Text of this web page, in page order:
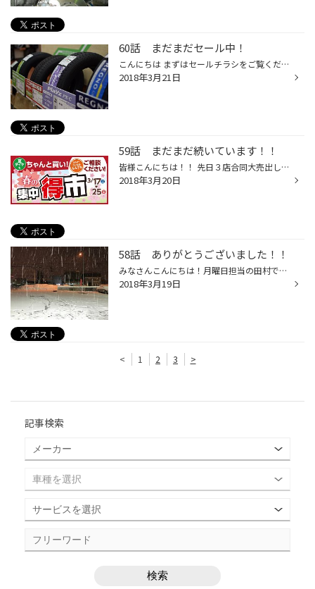
60話 まだまだセール中！
こんにちは まずはセールチラシをご覧ください↓↓↓↓ http://www.shufoo.net/pntweb/shopDetail/216543/22805815777349/ 店内はお客様が解りやすくタイヤの性能をご理解いただけるように 展示してあります 私たちもしっかり安全安心の為ご説明させて頂きます そして外は晴天 春らしい天気になりました...
2018年3月21日
59話 まだまだ続いています！！
皆様こんにちは！！ 先日３店合同大売出しが終ったばかりですが、 実は売り出しは、まだ続いています！！ 皆様ご存知の『集中得市』が２５日まで開催中です！！ 夏タイヤを購入予定のお客様は、このチャンスをお見逃し無く！！！ 定休日もゴールデンウィークが終わるまでありませんので、 いつ来店...
2018年3月20日
58話 ありがとうございました！！
みなさんこんにちは！月曜日担当の田村です！ 昨日、おとといの大笑談会たくさんのご来場ありがとうございました！ まだまだ売り出しはやっているので是非お店の方にも足を運んでみてください！ 話は変わって今日はかなり降りましたね・・・ もうすぐ春だと思っていたのですがまたもや冬ですね～ し...
2018年3月19日
< 1 2 3 >
記事検索